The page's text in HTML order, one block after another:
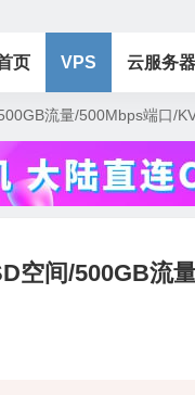
页 VPS 云服务器
流量/500Mbps端口/
空间/500GB流